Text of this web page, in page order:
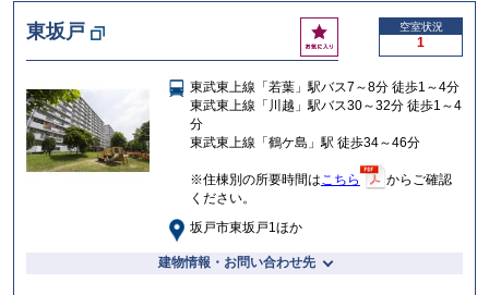
東坂戸
お
気
入
り
空室状況
1
東武東上線「若葉」駅バス7～8分 徒歩1～4分
東武東上線「川越」駅バス30～32分 徒歩1～4
分
東武東上線「鶴ケ島」駅 徒歩34～46分
※住棟別の所要時間はこちら
からご確認
ください。
坂戸市東坂戸1ほか
建物情報・お問い合わせ先